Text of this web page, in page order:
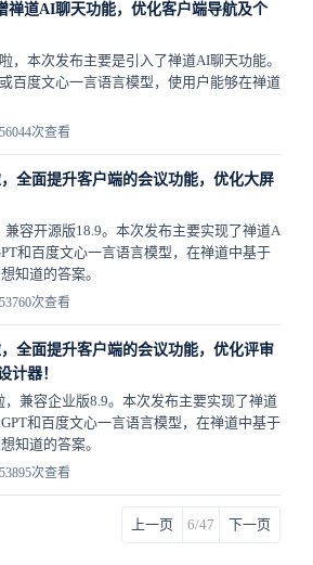
禅道AI聊天功能，优化客户端导航及个
，本次发布主要是引入了禅道AI聊天功能。
百度文心一言语言模型，使用户能够在禅道
6044次查看
全面提升客户端的会议功能，优化大屏
兼容开源版18.9。本次发布主要实现了禅道A
和百度文心一言语言模型，在禅道中基于
知道的答案。
3760次查看
全面提升客户端的会议功能，优化评审
计器！
兼容企业版8.9。本次发布主要实现了禅道
和百度文心一言语言模型，在禅道中基于
知道的答案。
3895次查看
上一页 6/47 下一页